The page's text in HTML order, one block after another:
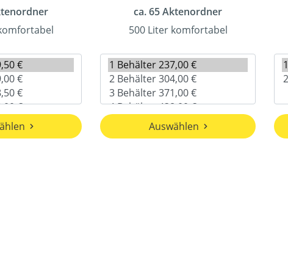
ca. 65 Aktenordner
500 Liter komfortabel
Auswählen